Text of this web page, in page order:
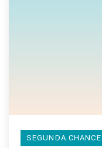
SEGUNDA CHANCE